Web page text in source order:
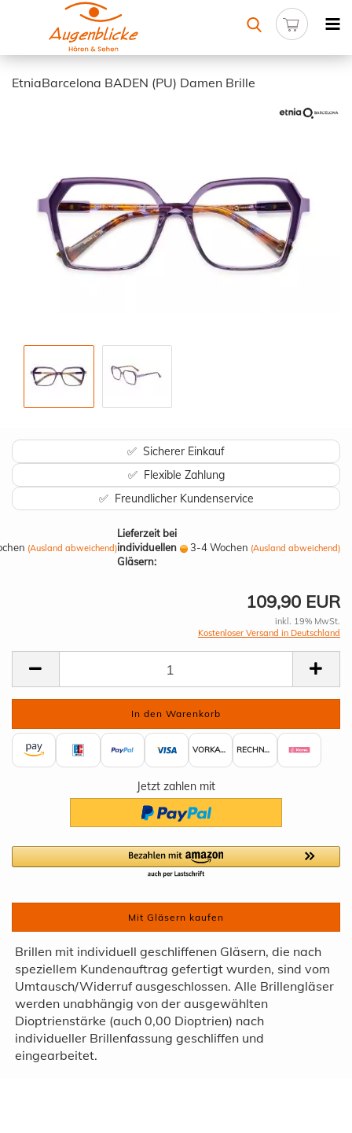
EtniaBarcelona BADEN (PU) Damen Brille
✅ Sicherer Einkauf
✅ Flexible Zahlung
✅ Freundlicher Kundenservice
(Ausland abweichend)
Lieferzeit bei
individuellen
Gläsern:
3-4 Wochen (Ausland abweichend)
109,90 EUR
inkl. 19% MwSt.
Kostenloser Versand in Deutschland
VORKASSE RECHNUNG
Jetzt zahlen mit
Mit Gläsern kaufen
Brillen mit individuell geschliffenen Gläsern, die nach
speziellem Kundenauftrag gefertigt wurden, sind vom
Umtausch/Widerruf ausgeschlossen. Alle Brillengläser
werden unabhängig von der ausgewählten
Dioptrienstärke (auch 0,00 Dioptrien) nach
individueller Brillenfassung geschliffen und
eingearbeitet.